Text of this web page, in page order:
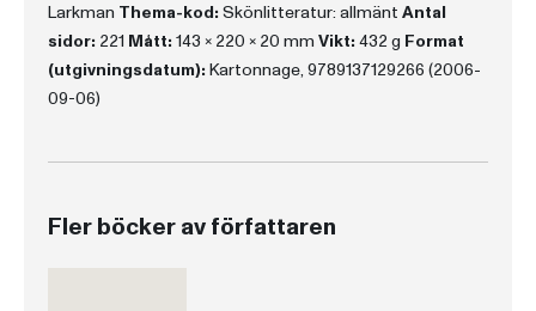
Larkman Thema-kod: Skönlitteratur: allmänt Antal
sidor: 221 Mått: 143 x 220 x 20 mm Vikt: 432 g Format
(utgivningsdatum): Kartonnage, 9789137129266 (2006-
09-06)
Fler böcker av författaren